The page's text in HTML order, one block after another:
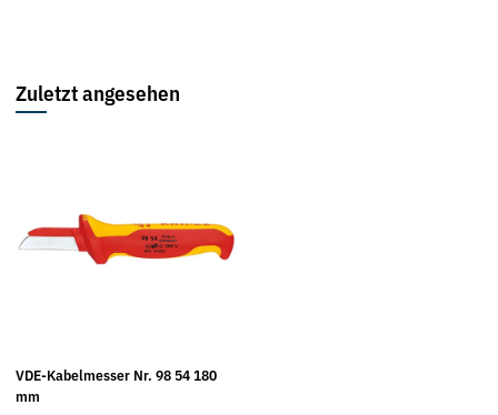
Zuletzt angesehen
VDE-Kabelmesser Nr. 98 54 180
mm